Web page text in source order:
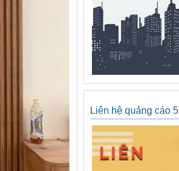
Liên hệ quảng cáo 5